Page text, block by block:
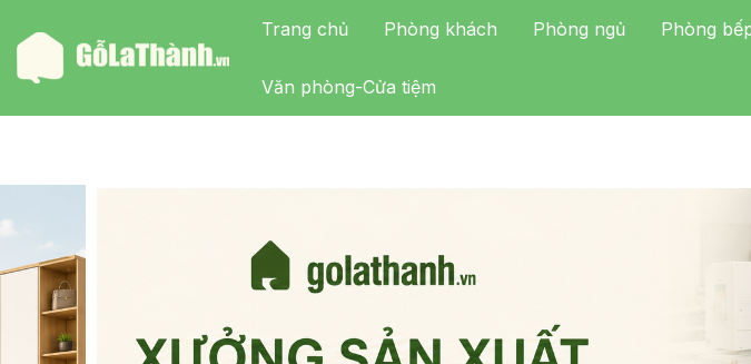
Trang chủ Phòng khách Phòng ngủ Phòng
Văn phòng-Cửa tiệm